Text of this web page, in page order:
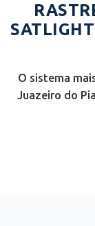
O sistema
Juazeiro do